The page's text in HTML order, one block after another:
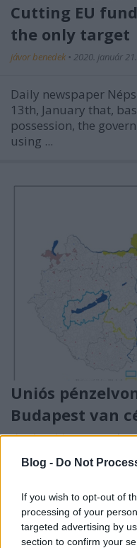
Blog - Do Not
If you wish to opt-out of
processing of your
targeted advertising by
section to confirm your
Cutting EU
the only target
jávor benedek • 2020. január 21.
Daily newspaper
13th, January that,
possession, the
using ...
Uniós
Budapest van
jávor benedek•2020. január 14.
írta meg , hogy a
pénzfelhasználási